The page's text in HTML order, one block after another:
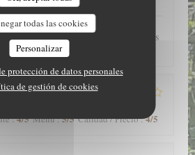
todas las cookies
Personalizar
protección de datos personales
de gestión de cookies
plats excellents, nous recommandons
:4/5 Menú:5/5 Calidad / Precio:4/5